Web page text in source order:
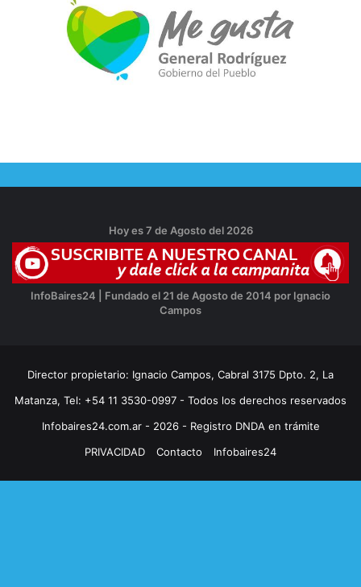
Hoy es 7 de Agosto del 2026
InfoBaires24 | Fundado el 21 de Agosto de 2014 por Ignacio
Campos
Director propietario: Ignacio Campos, Cabral 3175 Dpto. 2, La
Matanza, Tel: +54 11 3530-0997 - Todos los derechos reservados
Infobaires24.com.ar - 2026 - Registro DNDA en trámite
PRIVACIDAD
Contacto Infobaires24